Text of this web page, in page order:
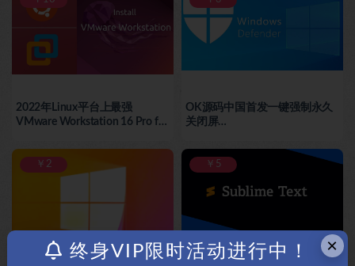
2022年Linux平台上最强
VMware Workstation 16 Pro for
16.2.3-19376536版本
OK源码中国首发一键强制永久
关闭屏
屏蔽自带Microsoft Defender杀
毒软件
￥2 ￥5
×
终身VIP限时活动进行中！